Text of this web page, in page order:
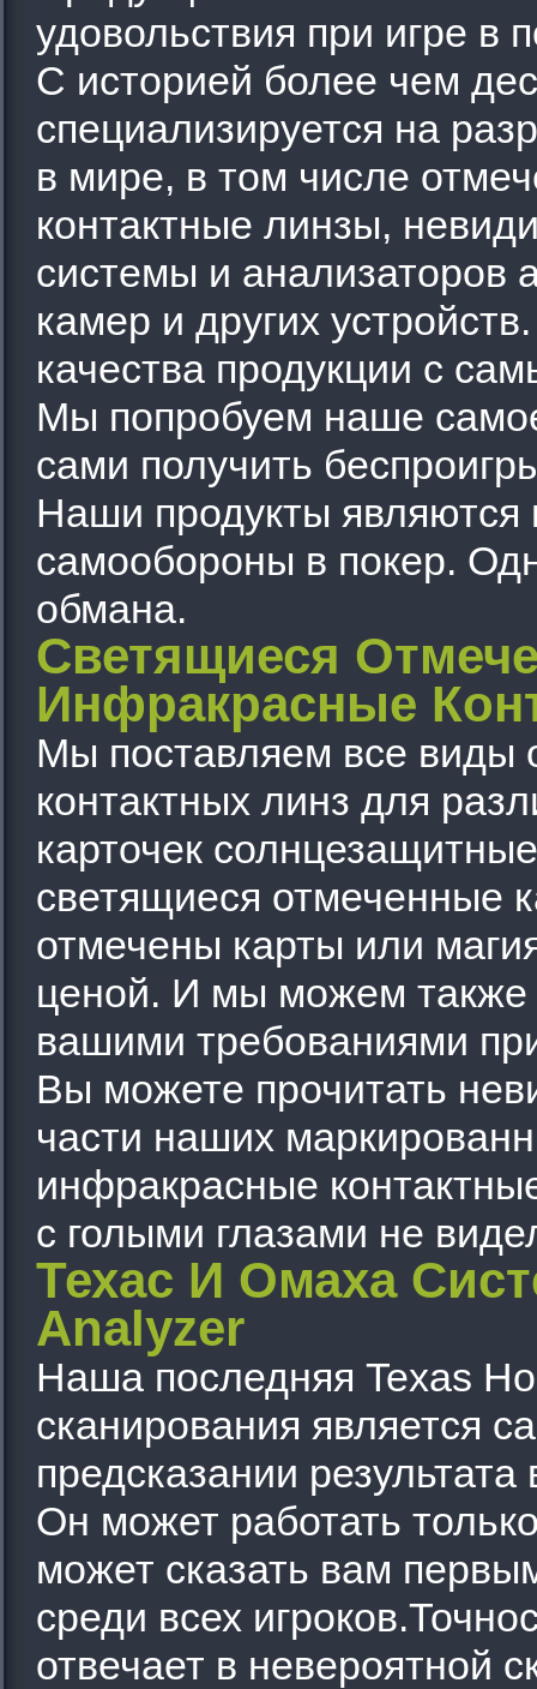
удовольствия при игре в
С историей более чем
специализируется на
в мире, в том числе
контактные линзы,
системы и анализаторов
камер и других
качества продукции с
Мы попробуем наше
сами получить
Наши продукты являются
самообороны в покер.
обмана.
Светящиеся
Инфракрасные
Мы поставляем все виды
контактных линз для
карточек
светящиеся отмеченные
отмечены карты или
ценой. И мы можем также
вашими требованиями
Вы можете прочитать
части наших
инфракрасные
с голыми глазами не
Техас И Омаха
Analyzer
Наша последняя Texas
сканирования является
предсказании
Он может работать
может сказать вам
среди всех
отвечает в невероятной